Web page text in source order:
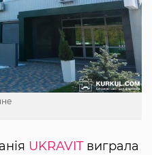
UKRAVITвиграла